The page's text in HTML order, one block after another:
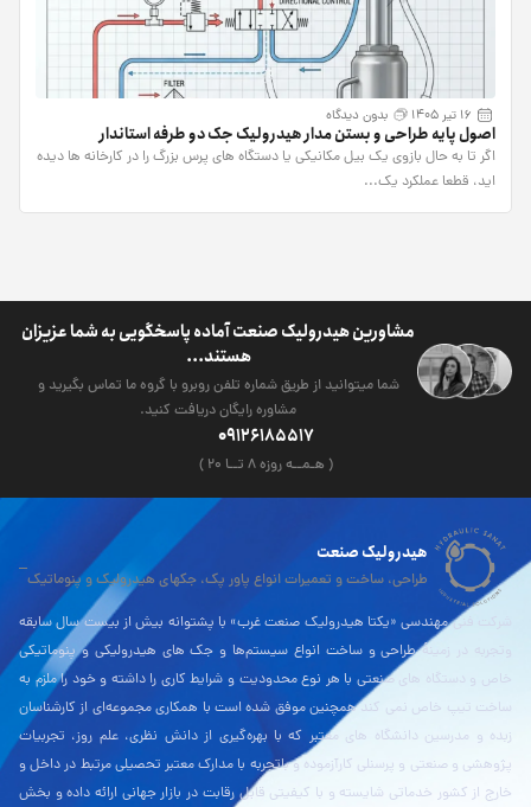
16 تیر 1405 بدون دیدگاه
اصول پایه طراحی و بستن مدار هیدرولیک جک دو طرفه استاندار
اگر تا به حال بازوی یک بیل مکانیکی یا دستگاه های پرس بزرگ را در کارخانه ها دیده
اید، قطعا عملکرد یک...
مشاورین هیدرولیک صنعت آماده پاسخگویی به شما عزیزان
هستند...
شما میتوانید از طریق شماره تلفن روبرو با گروه ما تماس بگیرید و
مشاوره رایگان دریافت کنید.
09126185517
( هـمــه روزه ۸ تــا ۲۰ )
هیدرولیک صنعت
طراحی، ساخت و تعمیرات انواع پاور پک، جکهای هیدرولیک و پنوماتیک
شرکت فنی مهندسی «یکتا هیدرولیک صنعت غرب» با پشتوانه بیش از بیست سال سابقه
وتجربه در زمینۀ طراحی و ساخت انواع سیستم‌ها و جک های هیدرولیکی و پنوماتیکی
خاص و دستگاه های صنعتی با هر نوع محدودیت و شرایط کاری را داشته و خود را ملزم به
ساخت تیپ خاص نمی کند همچنین موفق شده است با همکاری مجموعه‌ای از کارشناسان
زبده و مدرسین دانشگاه های معتبر که با بهره‌گیری از دانش نظری، علم روز، تجربیات
پژوهشی و صنعتی و پرسنلی کارآزموده و باتجربه با مدارک معتبر تحصیلی مرتبط در داخل و
خارج از کشور خدماتی شایسته و با کیفیتی قابل رقابت در بازار جهانی ارائه داده و بخش